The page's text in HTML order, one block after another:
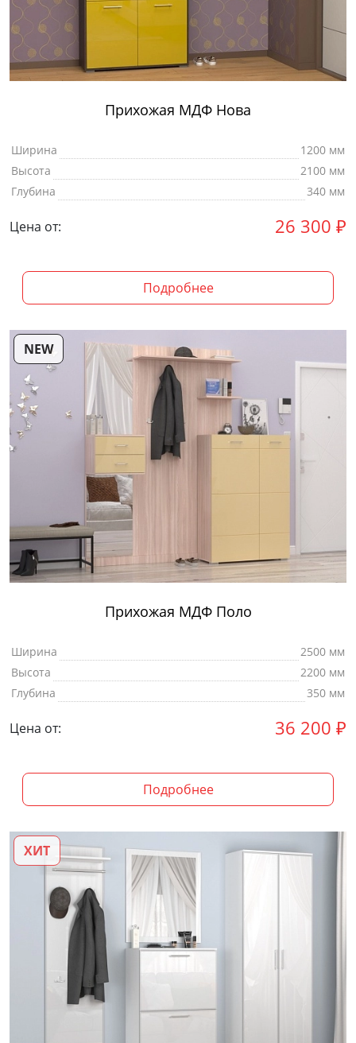
Прихожая МДФ Нова
Ширина
1200 мм
Высота
2100 мм
Глубина
340 мм
Цена от: 26 300 ₽
Подробнее
NEW
Прихожая МДФ Поло
Ширина
2500 мм
Высота
2200 мм
Глубина
350 мм
Цена от: 36 200 ₽
Подробнее
ХИТ